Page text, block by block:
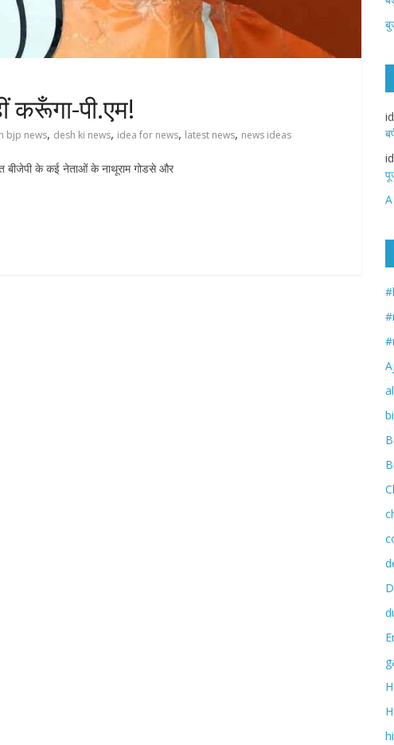
करूँगा-पी.एम!
bjp news, desh ki news, idea for news, latest news, news ideas
बीजेपी के कई नेताओं के नाथूराम गोडसे और